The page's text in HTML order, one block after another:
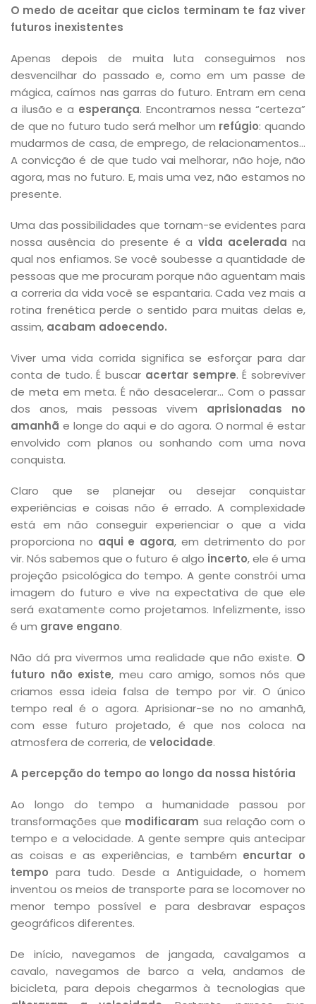
O medo de aceitar que ciclos terminam te faz viver
futuros inexistentes
Apenas depois de muita luta conseguimos nos
desvencilhar do passado e, como em um passe de
mágica, caímos nas garras do futuro. Entram em cena
a ilusão e a esperança. Encontramos nessa “certeza”
de que no futuro tudo será melhor um refúgio: quando
mudarmos de casa, de emprego, de relacionamentos…
A convicção é de que tudo vai melhorar, não hoje, não
agora, mas no futuro. E, mais uma vez, não estamos no
presente.
Uma das possibilidades que tornam-se evidentes para
nossa ausência do presente é a vida acelerada na
qual nos enfiamos. Se você soubesse a quantidade de
pessoas que me procuram porque não aguentam mais
a correria da vida você se espantaria. Cada vez mais a
rotina frenética perde o sentido para muitas delas e,
assim, acabam adoecendo.
Viver uma vida corrida significa se esforçar para dar
conta de tudo. É buscar acertar sempre. É sobreviver
de meta em meta. É não desacelerar… Com o passar
dos anos, mais pessoas vivem aprisionadas no
amanhã e longe do aqui e do agora. O normal é estar
envolvido com planos ou sonhando com uma nova
conquista.
Claro que se planejar ou desejar conquistar
experiências e coisas não é errado. A complexidade
está em não conseguir experienciar o que a vida
proporciona no aqui e agora, em detrimento do por
vir. Nós sabemos que o futuro é algo incerto, ele é uma
projeção psicológica do tempo. A gente constrói uma
imagem do futuro e vive na expectativa de que ele
será exatamente como projetamos. Infelizmente, isso
é um grave engano.
Não dá pra vivermos uma realidade que não existe. O
futuro não existe, meu caro amigo, somos nós que
criamos essa ideia falsa de tempo por vir. O único
tempo real é o agora. Aprisionar-se no no amanhã,
com esse futuro projetado, é que nos coloca na
atmosfera de correria, de velocidade.
A percepção do tempo ao longo da nossa história
Ao longo do tempo a humanidade passou por
transformações que modificaramsua relação com o
tempo e a velocidade. A gente sempre quis antecipar
as coisas e as experiências, e também encurtar o
tempo para tudo. Desde a Antiguidade, o homem
inventou os meios de transporte para se locomover no
menor tempo possível e para desbravar espaços
geográficos diferentes.
De início, navegamos de jangada, cavalgamos a
cavalo, navegamos de barco a vela, andamos de
bicicleta, para depois chegarmos à tecnologias que